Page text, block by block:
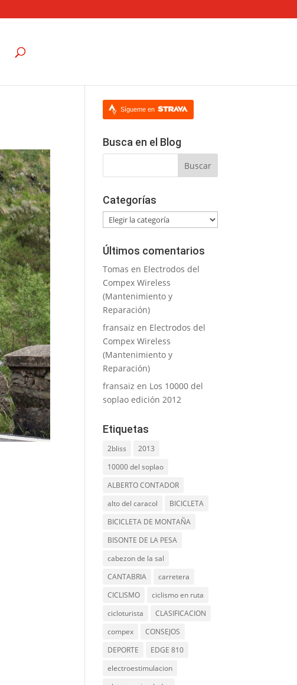
Sígueme en
Busca en el Blog
Categorías
Categorías
Últimos comentarios
Tomas en Electrodos del
Compex Wireless
(Mantenimiento y
Reparación)
fransaiz en Electrodos del
Compex Wireless
(Mantenimiento y
Reparación)
fransaiz en Los 10000 del
soplao edición 2012
Etiquetas
2bliss
2013
10000 del soplao
ALBERTO CONTADOR
alto del caracol
BICICLETA
BICICLETA DE MONTAÑA
BISONTE DE LA PESA
cabezon de la sal
CANTABRIA
carretera
CICLISMO
ciclismo en ruta
cicloturista
CLASIFICACION
compex
CONSEJOS
DEPORTE
EDGE 810
electroestimulacion